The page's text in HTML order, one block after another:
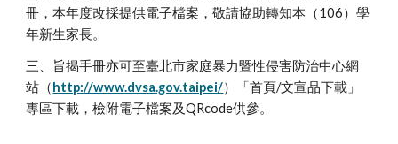
冊，本年度改採提供電子檔案，敬請協助轉知本（106）學
年新生家長。
三、旨揭手冊亦可至臺北市家庭暴力暨性侵害防治中心網
站（http://www.dvsa.gov.taipei/）「首頁/文宣品下載」
專區下載，檢附電子檔案及QRcode供參。